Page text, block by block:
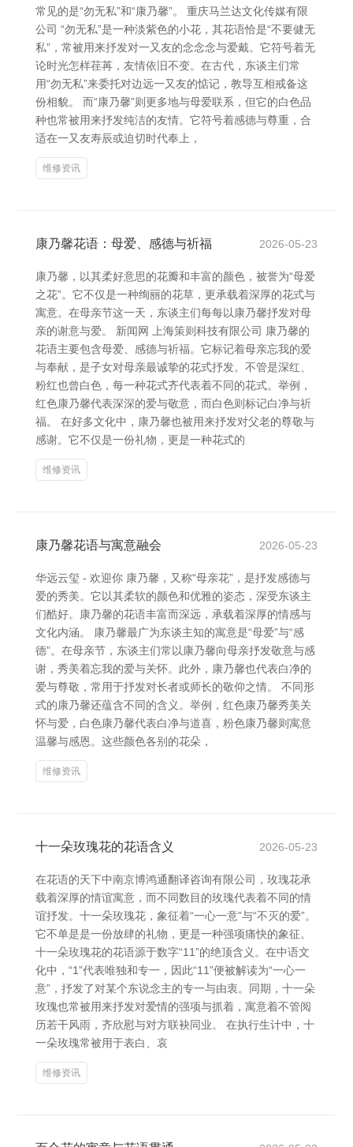
常见的是“勿无私”和“康乃馨”。 重庆马兰达文化传媒有限
公司 “勿无私”是一种淡紫色的小花，其花语恰是“不要健无
私”，常被用来抒发对一又友的念念念与爱戴。它符号着无
论时光怎样荏苒，友情依旧不变。在古代，东谈主们常
用“勿无私”来委托对边远一又友的惦记，教导互相戒备这
份相貌。 而“康乃馨”则更多地与母爱联系，但它的白色品
种也常被用来抒发纯洁的友情。它符号着感德与尊重，合
适在一又友寿辰或迫切时代奉上，
维修资讯
康乃馨花语：母爱、感德与祈福 2026-05-23
康乃馨，以其柔好意思的花瓣和丰富的颜色，被誉为“母爱
之花”。它不仅是一种绚丽的花草，更承载着深厚的花式与
寓意。在母亲节这一天，东谈主们每每以康乃馨抒发对母
亲的谢意与爱。 新闻网 上海策则科技有限公司 康乃馨的
花语主要包含母爱、感德与祈福。它标记着母亲忘我的爱
与奉献，是子女对母亲最诚挚的花式抒发。不管是深红、
粉红也曾白色，每一种花式齐代表着不同的花式。举例，
红色康乃馨代表深深的爱与敬意，而白色则标记白净与祈
福。 在好多文化中，康乃馨也被用来抒发对父老的尊敬与
感谢。它不仅是一份礼物，更是一种花式的
维修资讯
康乃馨花语与寓意融会 2026-05-23
华远云玺 - 欢迎你 康乃馨，又称“母亲花”，是抒发感德与
爱的秀美。它以其柔软的颜色和优雅的姿态，深受东谈主
们酷好。康乃馨的花语丰富而深远，承载着深厚的情感与
文化内涵。 康乃馨最广为东谈主知的寓意是“母爱”与“感
德”。在母亲节，东谈主们常以康乃馨向母亲抒发敬意与感
谢，秀美着忘我的爱与关怀。此外，康乃馨也代表白净的
爱与尊敬，常用于抒发对长者或师长的敬仰之情。 不同形
式的康乃馨还蕴含不同的含义。举例，红色康乃馨秀美关
怀与爱，白色康乃馨代表白净与道喜，粉色康乃馨则寓意
温馨与感恩。这些颜色各别的花朵，
维修资讯
十一朵玫瑰花的花语含义 2026-05-23
在花语的天下中南京博鸿通翻译咨询有限公司，玫瑰花承
载着深厚的情谊寓意，而不同数目的玫瑰代表着不同的情
谊抒发。十一朵玫瑰花，象征着“一心一意”与“不灭的爱”。
它不单是是一份放肆的礼物，更是一种强项痛快的象征。
十一朵玫瑰花的花语源于数字“11”的绝顶含义。在中语文
化中，“1”代表唯独和专一，因此“11”便被解读为“一心一
意”，抒发了对某个东说念主的专一与由衷。同期，十一朵
玫瑰也常被用来抒发对爱情的强项与抓着，寓意着不管阅
历若干风雨，齐欣慰与对方联袂同业。 在执行生计中，十
一朵玫瑰常被用于表白、哀
维修资讯